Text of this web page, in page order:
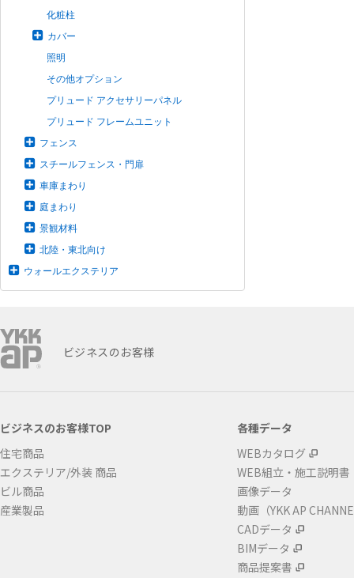
化粧柱
カバー
照明
その他オプション
プリュード アクセサリーパネル
プリュード フレームユニット
フェンス
スチールフェンス・門扉
車庫まわり
庭まわり
景観材料
北陸・東北向け
ウォールエクステリア
ビジネスのお客様
ビジネスのお客様TOP
住宅商品
エクステリア/外装 商品
ビル商品
産業製品
各種データ
WEBカタログ
WEB組立・施工説明書
画像データ
動画（YKK AP
CADデータ
BIMデータ
商品提案書